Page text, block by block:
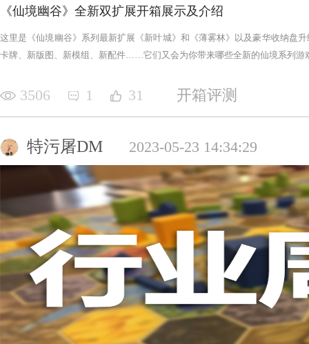
《仙境幽谷》全新双扩展开箱展示及介绍
这里是《仙境幽谷》系列最新扩展《新叶城》和《薄雾林》以及豪华收纳盘
卡牌、新版图、新模组、新配件……它们又会为你带来哪些全新的仙境系列游
3506 1 31 开箱评测
特污屠DM 2023-05-23 14:34:29